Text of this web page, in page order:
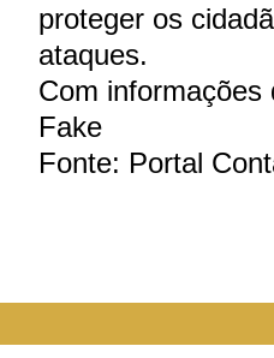
proteger os
ataques.
Com informações
Fake
Fonte: Portal